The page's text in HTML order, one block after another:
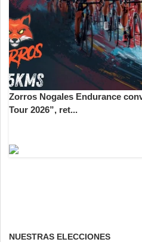
Zorros Nogales Endurance
Tour 2026”, ret...
NUESTRAS ELECCIONES